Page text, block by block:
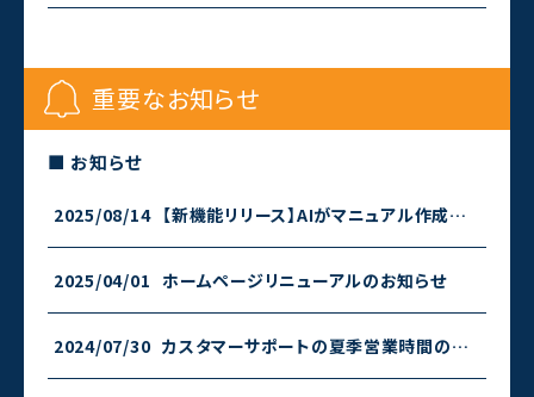
重要なお知らせ
■ お知らせ
2025/08/14 【新機能リリース】AIがマニュアル作成機能お試し3回無料です
2025/04/01 ホームページリニューアルのお知らせ
2024/07/30 カスタマーサポートの夏季営業時間のお知らせ